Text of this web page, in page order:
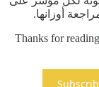
أوزانها.
Thanks for